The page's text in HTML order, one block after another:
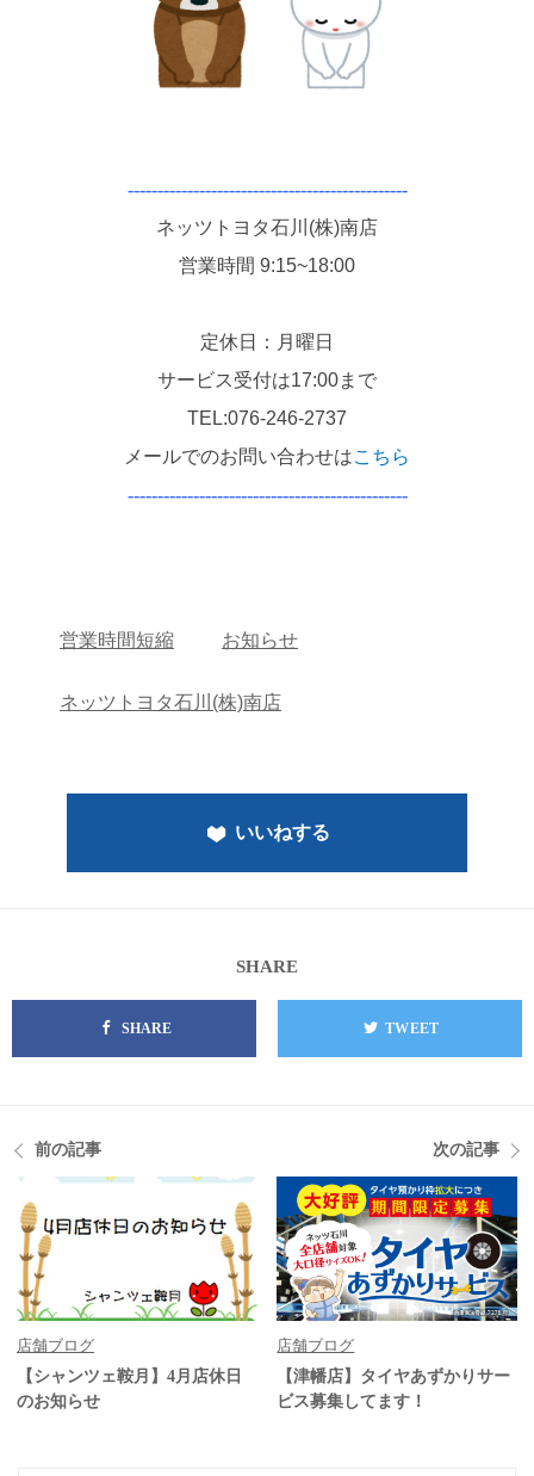
-----------------------------------------------
ネッツトヨタ石川(株)南店
営業時間 9:15~18:00
定休日：月曜日
サービス受付は17:00まで
TEL:076-246-2737
メールでのお問い合わせはこちら
-----------------------------------------------
営業時間短縮 お知らせ
ネッツトヨタ石川(株)南店
いいねする
SHARE
SHARE TWEET
前の記事
店舗ブログ
【シャンツェ鞍月】4月店休日
のお知らせ
次の記事
店舗ブログ
【津幡店】タイヤあずかりサー
ビス募集してます！